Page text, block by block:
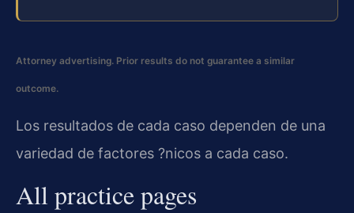
Attorney advertising. Prior results do not guarantee a similar
outcome.
Los resultados de cada caso dependen de una
variedad de factores ?nicos a cada caso.
All practice pages